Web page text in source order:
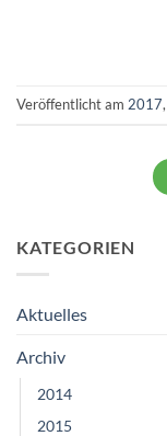
Veröffentlicht am 2017,
KATEGORIEN
Aktuelles
Archiv
2014
2015